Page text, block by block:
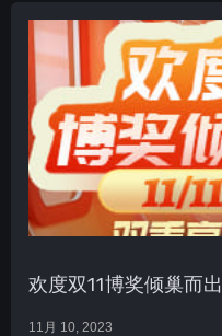
欢度双11博奖倾巢而出
11月 10, 2023